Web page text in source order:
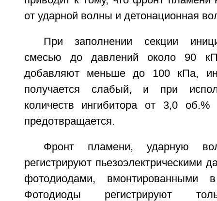
от ударной волны и детонационная
При заполнении секции
смесью до давлений около 90
добавляют меньше до 100 кПа,
получается слабый, и при
количеств ингибитора от 3,0
предотвращается.
Фронт пламени, ударную
регистрируют пьезоэлектрическими
фотодиодами, вмонтированными
Фотодиоды регистрируют